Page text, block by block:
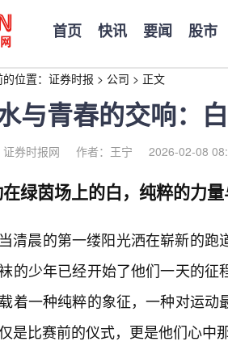
首页 快讯 要闻 股市
位置： 证券时报 > 公司 > 正文
与青春的交响：
证券时报网 作者：王宁 2026-02-08
绿茵场上的白，纯粹的力
当清晨的第一缕阳光洒在崭新的
的少年已经开始了他们一天的
着一种纯粹的象征，一种对运
是比赛前的仪式，更是他们心中